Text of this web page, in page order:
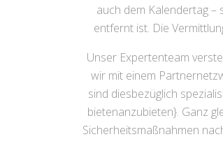
auch dem Kalendertag
entfernt ist. Die
Unser Expertenteam
wir mit einem
sind diesbezüglich
bietenanzubieten}. Ganz
Sicherheitsmaßnahmen